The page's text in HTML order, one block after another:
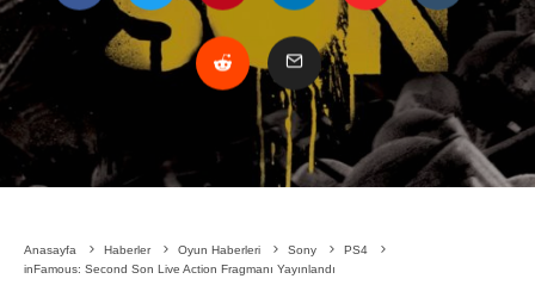
Anasayfa Haberler Oyun Haberleri Sony
PS4
inFamous: Second Son Live Action Fragmanı Yayınlandı